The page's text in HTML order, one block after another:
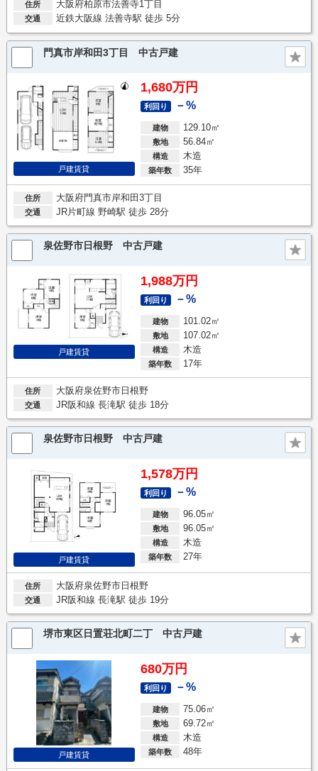
住所 大阪府柏原市法善寺1丁目
交通 近鉄大阪線 法善寺駅 徒歩 5分
門真市岸和田3丁目 中古戸建
戸建賃貸
1,680万円
利回り －%
建物 129.10㎡
敷地 56.84㎡
構造 木造
築年数 35年
住所 大阪府門真市岸和田3丁目
交通 JR片町線 野崎駅 徒歩 28分
泉佐野市日根野 中古戸建
戸建賃貸
1,988万円
利回り －%
建物 101.02㎡
敷地 107.02㎡
構造 木造
築年数 17年
住所 大阪府泉佐野市日根野
交通 JR阪和線 長滝駅 徒歩 18分
泉佐野市日根野 中古戸建
戸建賃貸
1,578万円
利回り －%
建物 96.05㎡
敷地 96.05㎡
構造 木造
築年数 27年
住所 大阪府泉佐野市日根野
交通 JR阪和線 長滝駅 徒歩 19分
堺市東区日置荘北町二丁 中古戸建
戸建賃貸
680万円
利回り －%
建物 75.06㎡
敷地 69.72㎡
構造 木造
築年数 48年